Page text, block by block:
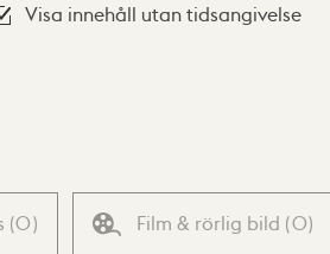
Visa innehåll utan tidsangivelse
(0) Film & rörlig bild (0)